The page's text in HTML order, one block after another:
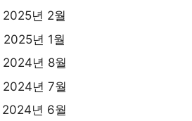
2025년 2월
2025년 1월
2024년 8월
2024년 7월
2024년 6월